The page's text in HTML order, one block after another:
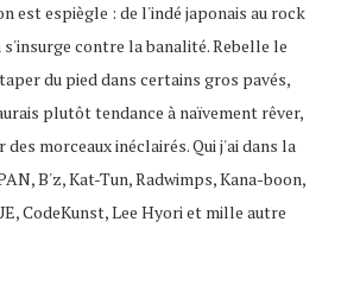
est espiègle : de l'indé japonais au rock
s'insurge contre la banalité. Rebelle le
du pied dans certains gros pavés,
plutôt tendance à naïvement rêver,
morceaux inéclairés. Qui j'ai dans la
B'z, Kat-Tun, Radwimps, Kana-boon,
CodeKunst, Lee Hyori et mille autre